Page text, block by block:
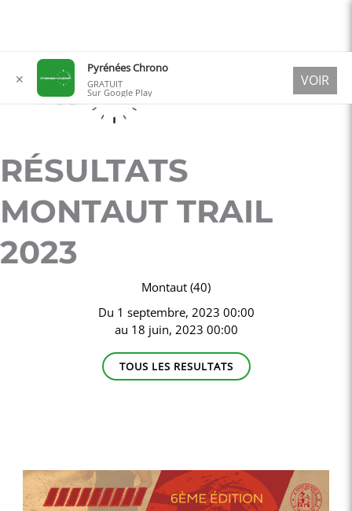
contenu
RÉSULTATS
MONTAUT TRAIL
2023
Montaut (40)
Du 1 septembre, 2023 00:00
au 18 juin, 2023 00:00
TOUS LES RESULTATS
✕
Pyrénées Chrono
GRATUIT
Sur Google Play
VOIR